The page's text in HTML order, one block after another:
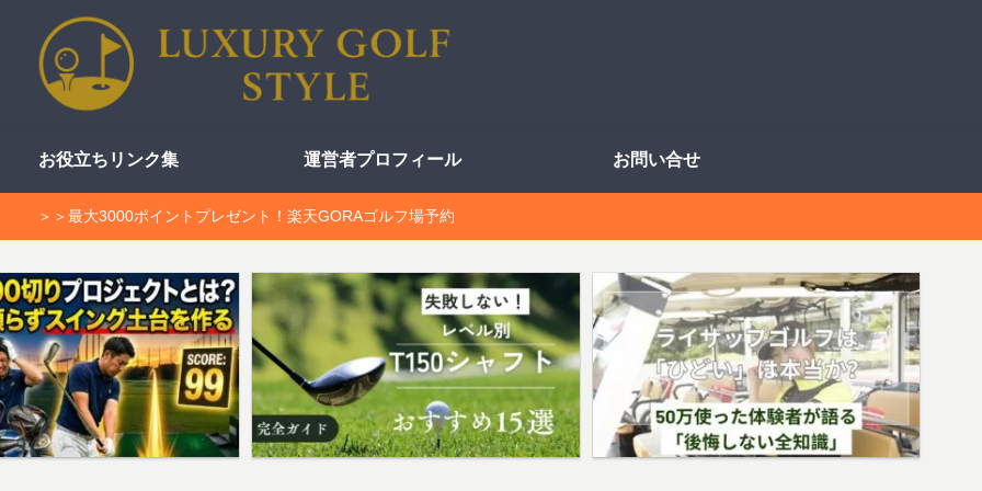
お役立ちリンク集 運営者プロフィール お問い合せ
＞＞最大3000ポイントプレゼント！楽天GORAゴルフ場予約